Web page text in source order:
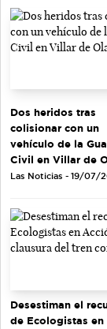
Dos heridos tras
colisionar con un
vehículo de la
Civil en Villar de
Las Noticias - 19/07/
Desestiman el
de Ecologistas en